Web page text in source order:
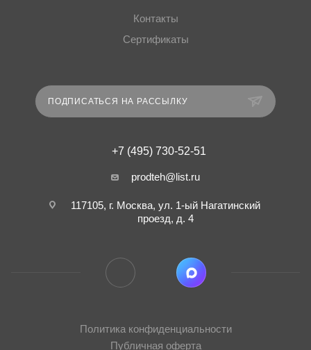
Контакты
Сертификаты
ПОДПИСАТЬСЯ НА РАССЫЛКУ
+7 (495) 730-52-51
prodteh@list.ru
117105, г. Москва, ул. 1-ый Нагатинский
проезд, д. 4
Политика конфиденциальности
Публичная оферта